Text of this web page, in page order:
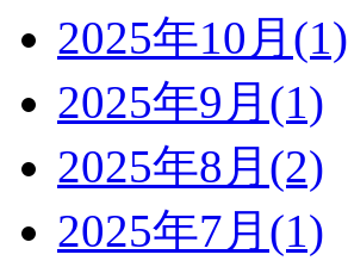
2025年10月(1)
2025年9月(1)
2025年8月(2)
2025年7月(1)